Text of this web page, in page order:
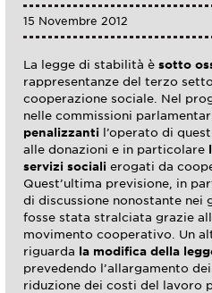
15 Novembre 2012
La legge di stabilità è sotto
rappresentanze del terzo
cooperazione sociale. Nel
nelle commissioni
penalizzanti l’operato di
alle donazioni e in particolare
servizi sociali erogati da
Quest’ultima previsione, in
di discussione nonostante nei
fosse stata stralciata grazie
movimento cooperativo. Un
riguarda la modifica della
prevedendo l’allargamento
riduzione dei costi del lavoro